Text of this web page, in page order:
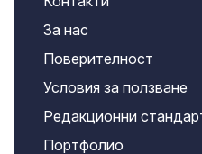
За нас
Поверителност
Условия за ползване
Редакционни
Портфолио